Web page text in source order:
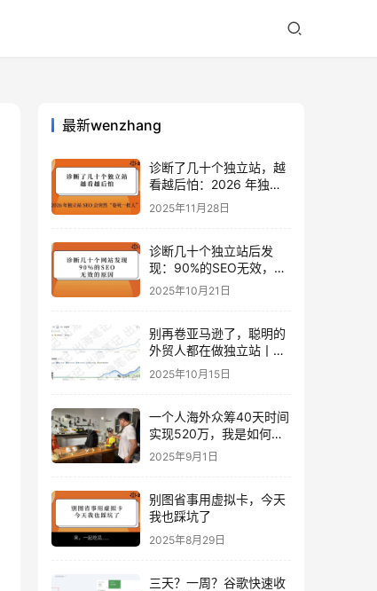
最新wenzhang
诊断了几十个独立站，越
看越后怕：2026 年独立
站 SEO 可能会突然“卷死
一批人”？
2025年11月28日
诊断几十个独立站后发
现：90%的SEO无效，是
因为忽略了这关键一步
2025年10月21日
别再卷亚马逊了，聪明的
外贸人都在做独立站丨出
海笔记
2025年10月15日
一个人海外众筹40天时间
实现520万，我是如何做
到的？丨出海笔记
2025年9月1日
别图省事用虚拟卡，今天
我也踩坑了
2025年8月29日
三天？一周？谷歌快速收